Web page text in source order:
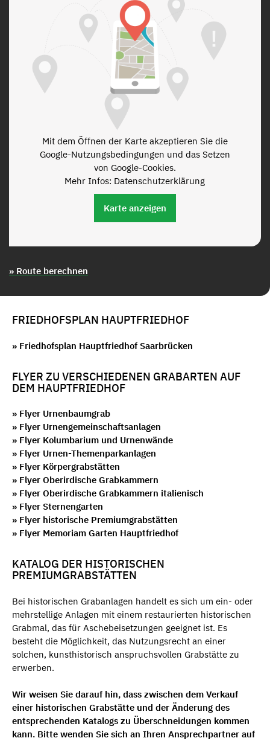
Mit dem Öffnen der Karte akzeptieren Sie die
Google-Nutzungsbedingungen und das Setzen
von Google-Cookies.
Mehr Infos: Datenschutzerklärung
Karte anzeigen
» Route berechnen
FRIEDHOFSPLAN HAUPTFRIEDHOF
» Friedhofsplan Hauptfriedhof Saarbrücken
FLYER ZU VERSCHIEDENEN GRABARTEN AUF
DEM HAUPTFRIEDHOF
» Flyer Urnenbaumgrab
» Flyer Urnengemeinschaftsanlagen
» Flyer Kolumbarium und Urnenwände
» Flyer Urnen-Themenparkanlagen
» Flyer Körpergrabstätten
» Flyer Oberirdische Grabkammern
» Flyer Oberirdische Grabkammern italienisch
» Flyer Sternengarten
» Flyer historische Premiumgrabstätten
» Flyer Memoriam Garten Hauptfriedhof
KATALOG DER HISTORISCHEN
PREMIUMGRABSTÄTTEN
Bei historischen Grabanlagen handelt es sich um ein- oder
mehrstellige Anlagen mit einem restaurierten historischen
Grabmal, das für Aschebeisetzungen geeignet ist. Es
besteht die Möglichkeit, das Nutzungsrecht an einer
solchen, kunsthistorisch anspruchsvollen Grabstätte zu
erwerben.
Wir weisen Sie darauf hin, dass zwischen dem Verkauf
einer historischen Grabstätte und der Änderung des
entsprechenden Katalogs zu Überschneidungen kommen
kann. Bitte wenden Sie sich an Ihren Ansprechpartner auf